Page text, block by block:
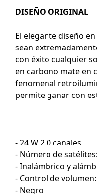
DISEÑO ORIGINAL
El elegante diseño
sean
con éxito cualquier
en carbono mate en
fenomenal
permite ganar con
- 24 W 2.0 canales
- Número de
- Inalámbrico y
- Control de
- Negro